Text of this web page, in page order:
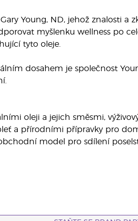
Young, ND, jehož znalosti a
myšlenku wellness po
tyto oleje.
dosahem je společnost
oleji a jejich směsmi,
a přírodními přípravky pro
model pro sdílení